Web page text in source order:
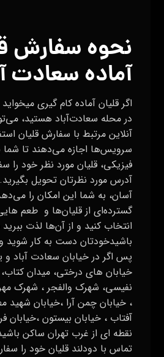
نحوه سفارش
آماده سعادت
اگر قلیان آماده کام گیری
در محله سعادت‌آباد هستید،
آنلاین مرتبط با سفارش قلیان
سرویس‌ها اجازه می‌دهند تا شما
فیزیکی، قلیان مورد نظر خود را
آدرس مورد نظرتان تحویل
آسان، به شما این امکان را
گسترده‌ای از قلیان‌ها و طعم
انتخاب کنید و از آن‌ها لذت
باشیدخودتان دست به کار شوید
پس اگر در خیابان سعادت آباد و
خیابان های درختی، میدان
نفیسی، شهرک والفجر ، شهرک
، خیابان چمن آرا ،خیابان شهید
آفتاب ، خیابان بیستون ،خیابان
نقطه ای از غرب تهران ساکن
تماس با دودلند قلیان خود را